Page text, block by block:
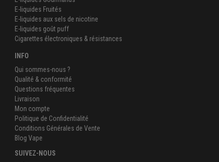
E-liquides Fruités
E-liquides aux sels de nicotine
E-liquides goût puff
Cigarettes électroniques & résistances
INFO
Qui sommes-nous ?
Qualité & conformité
Questions fréquentes
Livraison
Mon compte
Politique de Confidentialité
Conditions Générales de Vente
Blog Vape
SUIVEZ-NOUS